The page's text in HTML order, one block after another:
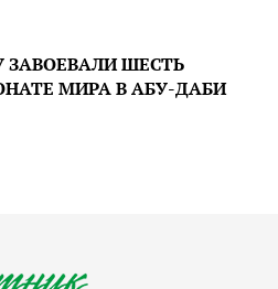
ШЕСТЬ
МИРА В АБУ-ДАБИ